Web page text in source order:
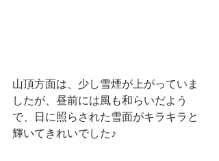
山頂方面は、少し雪煙が上がっていま
したが、昼前には風も和らいだよう
で、日に照らされた雪面がキラキラと
輝いてきれいでした♪